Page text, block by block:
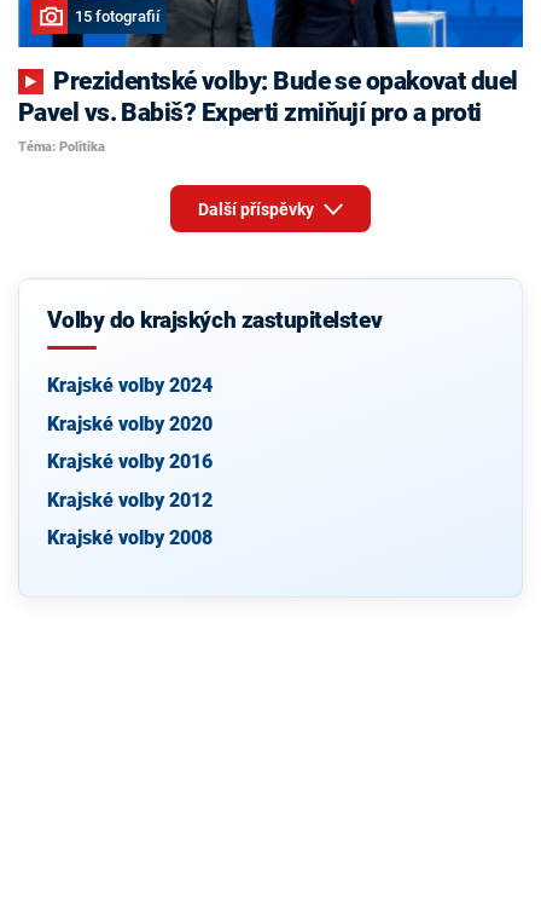
15 fotografií
Pavel vs. Babiš? Experti zmiňují pro a proti
Téma: Politika
Další příspěvky
Volby do krajských zastupitelstev
Krajské volby 2024
Krajské volby 2020
Krajské volby 2016
Krajské volby 2012
Krajské volby 2008